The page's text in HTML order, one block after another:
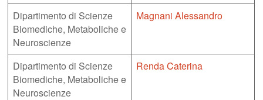
Dipartimento di Scienze
Biomediche, Metaboliche e
Neuroscienze
Magnani Alessandro
Dipartimento di Scienze
Biomediche, Metaboliche e
Neuroscienze
Renda Caterina